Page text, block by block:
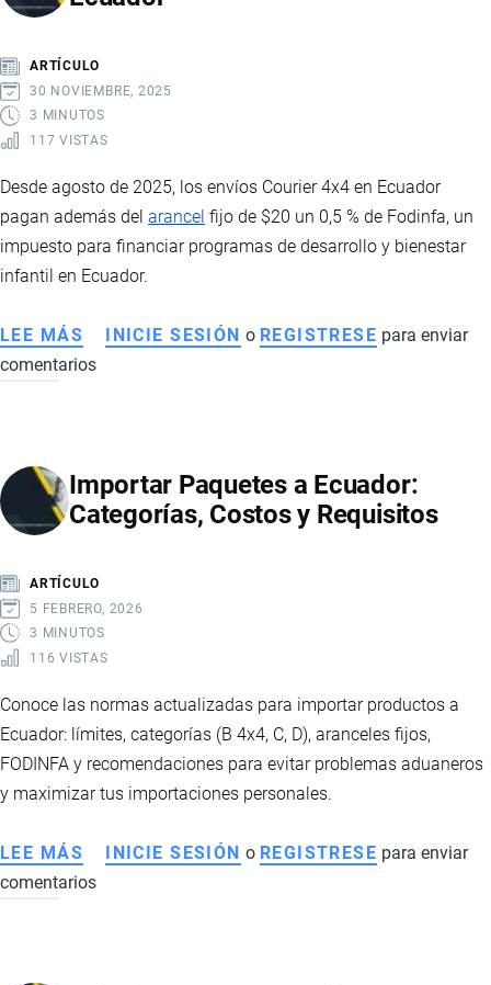
GUÍA
PARA
IMPORTAR
ARTÍCULO
30 NOVIEMBRE, 2025
3 MINUTOS
117 VISTAS
Desde agosto de 2025, los envíos Courier 4x4 en Ecuador
pagan además del arancel fijo de $20 un 0,5 % de Fodinfa, un
impuesto para financiar programas de desarrollo y bienestar
infantil en Ecuador.
LEE MÁS SOBRE
FODINFA
X
4
INICIE SESIÓN o REGISTRESE para enviar
comentarios
Importar Paquetes a Ecuador:
Categorías, Costos y Requisitos
ARTÍCULO
5 FEBRERO, 2026
3 MINUTOS
116 VISTAS
Conoce las normas actualizadas para importar productos a
Ecuador: límites, categorías (B 4x4, C, D), aranceles fijos,
FODINFA y recomendaciones para evitar problemas aduaneros
y maximizar tus importaciones personales.
LEE MÁS SOBRE
IMPORTAR
INICIE SESIÓN o REGISTRESE para enviar
comentarios